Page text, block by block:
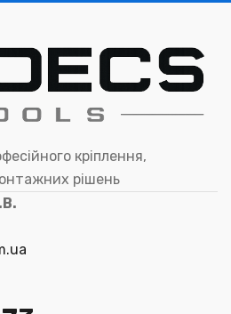
кріплення,
рішень